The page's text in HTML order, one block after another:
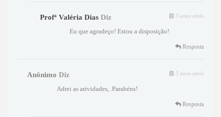
Profª Valéria Dias Diz 3 anos atrás
Eu que agradeço! Estou a disposição!
Resposta
Anônimo Diz 3 anos atrás
Adrei as arividades, .Parabéns!
Resposta